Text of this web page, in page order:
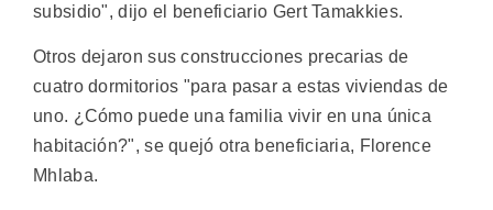
subsidio", dijo el beneficiario Gert Tamakkies.
Otros dejaron sus construcciones precarias de
cuatro dormitorios "para pasar a estas viviendas de
uno. ¿Cómo puede una familia vivir en una única
habitación?", se quejó otra beneficiaria, Florence
Mhlaba.